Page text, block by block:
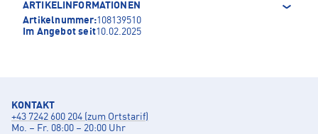
ARTIKELINFORMATIONEN
Artikelnummer:108139510
Im Angebot seit10.02.2025
KONTAKT
+43 7242 600 204 (zum Ortstarif)
Mo. – Fr. 08:00 – 20:00 Uhr